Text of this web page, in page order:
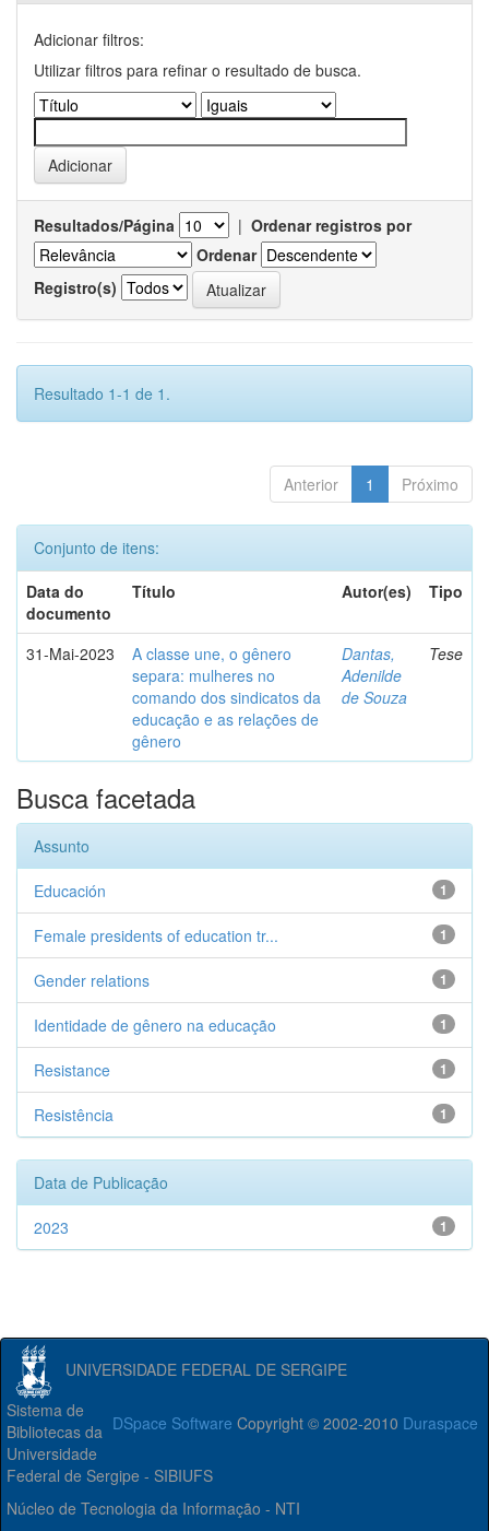
Adicionar filtros:
Utilizar filtros para refinar o resultado de busca.
Resultados/Página | Ordenar registros por
Ordenar
Registro(s)
Resultado 1-1 de 1.
Anterior 1 Próximo
Conjunto de itens:
Data do
documento
Título Autor(es) Tipo
31-Mai-2023
A classe une, o gênero
separa: mulheres no
comando dos sindicatos da
educação e as relações de
gênero
Dantas,
Adenilde
de Souza
Tese
Busca facetada
Assunto
1
Educación
1
Female presidents of education tr...
1
Gender relations
1
Identidade de gênero na educação
1
Resistance
1
Resistência
Data de Publicação
1
2023
UNIVERSIDADE FEDERAL DE SERGIPE
DSpace Software Copyright © 2002-2010 Duraspace
Sistema de
Bibliotecas da
Universidade
Federal de Sergipe - SIBIUFS
Núcleo de Tecnologia da Informação - NTI